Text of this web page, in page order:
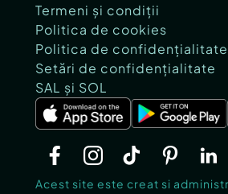
Termeni și condiții
Politica de cookies
Politica de confidențialitate
Setări de confidențialitate
SAL și SOL
Acest site este creat si